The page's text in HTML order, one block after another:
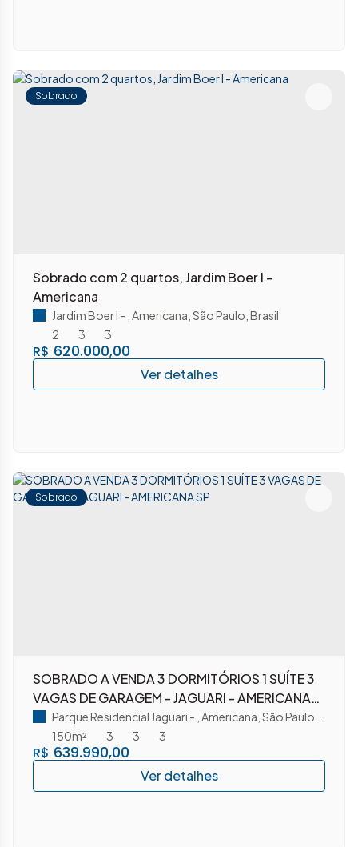
Sobrado
Sobrado com 2 quartos, Jardim Boer I -
Americana
R$ 620.000,00
Jardim Boer I Americana São Paulo Brasil
2
3 3
Sobrado
SOBRADO A VENDA 3 DORMITÓRIOS 1 SUÍTE 3
VAGAS DE GARAGEM - JAGUARI - AMERICANA
R$ 639.990,00
Parque Residencial Jaguari Americana São Paulo
3
3
150m² 3